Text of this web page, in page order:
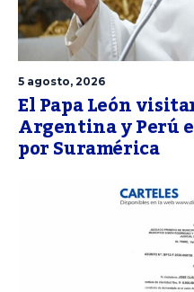
5 agosto, 2026
El Papa León
Argentina y Perú
por Suramérica